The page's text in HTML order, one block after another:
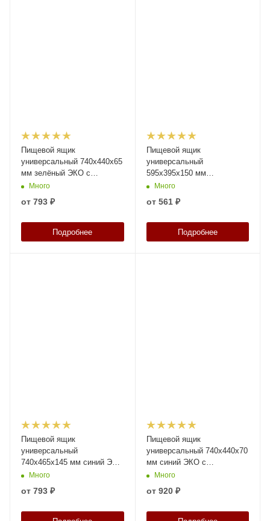
Пищевой ящик
универсальный 740x440x65
мм зелёный ЭКО с
перфорированными
стенками и дном
Много
от 793 ₽
Подробнее
Пищевой ящик
универсальный
595х395х150 мм
прозрачный с
перфорированными
стенками и дном
Много
от 561 ₽
Подробнее
Пищевой ящик
универсальный
740х465х145 мм синий ЭКО
с перфорированными
стенками и дном
Много
от 793 ₽
Пищевой ящик
универсальный 740х440х70
мм синий ЭКО с
перфориров. стенками и
дном, 3-х бортный
усиленный
Много
от 920 ₽